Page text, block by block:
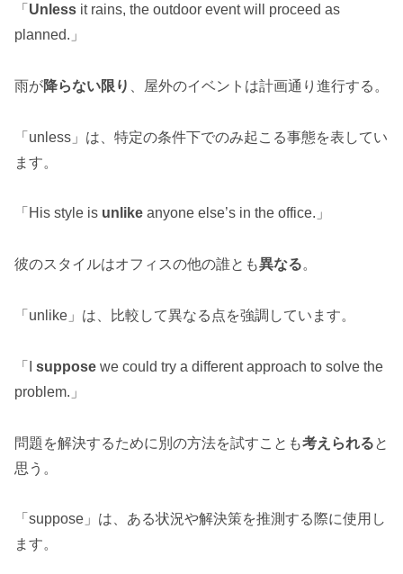
「 Unless it rains, the outdoor event will proceed as
planned.」
雨が降らない限り 、屋外のイベントは計画通り進行する。
「unless」は、特定の条件下でのみ起こる事態を表してい
ます。
「His style is unlike anyone else’s in the office.」
彼のスタイルはオフィスの他の誰とも異なる。
「unlike」は、比較して異なる点を強調しています。
「I suppose we could try a different approach to solve the
problem.」
問題を解決するために別の方法を試すことも考えられると
思う。
「suppose」は、ある状況や解決策を推測する際に使用し
ます。